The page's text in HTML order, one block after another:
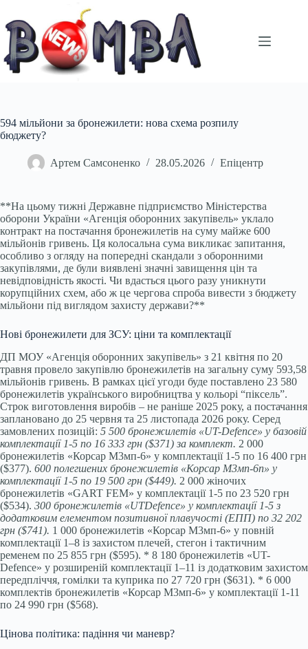
вмісту
594 мільйони за бронежилети: нова схема розпилу
бюджету?
Артем Самсоненко 28.05.2026 Епіцентр
**На цьому тижні Державне підприємство Міністерства
оборони України «Агенція оборонних закупівель» уклало
контракт на постачання бронежилетів на суму майже 600
мільйонів гривень. Ця колосальна сума викликає запитання,
особливо з огляду на попередні скандали з оборонними
закупівлями, де були виявлені значні завищення цін та
невідповідність якості. Чи вдасться цього разу уникнути
корупційних схем, або ж це чергова спроба вивести з бюджету
мільйони під виглядом захисту держави?**
Нові бронежилети для ЗСУ: ціни та комплектації
ДП МОУ «Агенція оборонних закупівель» з 21 квітня по 20
травня провело закупівлю бронежилетів на загальну суму 593,58
мільйонів гривень. В рамках цієї угоди буде поставлено 23 580
бронежилетів українського виробництва у кольорі “піксель”.
Строк виготовлення виробів – не раніше 2025 року, а постачання
заплановано до 25 червня та 25 листопада 2026 року. Серед
замовлених позицій: 5 500 бронежилетів «UT-Defence» у базовій
комплектації 1-5 по 16 333 грн ($371) за комплект. 2 000
бронежилетів «Корсар М3мп-6» у комплектації 1-5 по 16 400 грн
($377). 600 полегшених бронежилетів «Корсар М3мп-6п» у
комплектації 1-5 по 19 500 грн ($449). 2 000 жіночих
бронежилетів «GART FEM» у комплектації 1-5 по 23 520 грн
($534). 300 бронежилетів «UTDefence» у комплектації 1-5 з
додатковим елементом позитивної плавучості (ЕПП) по 32 202
грн ($741). 1 000 бронежилетів «Корсар М3мп-6» у повній
комплектації 1–8 із захистом плечей, стегон і тактичним
ременем по 25 855 грн ($595). * 8 180 бронежилетів «UT-
Defence» у розширеній комплектації 1–11 із додатковим захистом
передпліччя, гомілки та куприка по 27 720 грн ($631). * 6 000
комплектів бронежилетів «Корсар М3мп-6» у комплектації 1-11
по 24 990 грн ($568).
Цінова політика: падіння чи маневр?